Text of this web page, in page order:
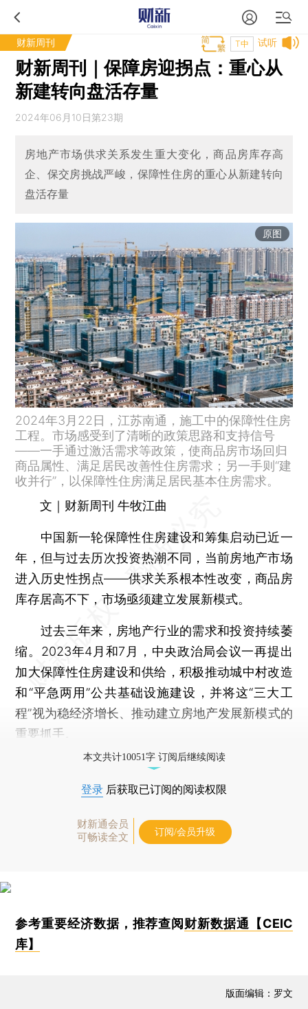
财新周刊 试听
T中
财新周刊｜保障房迎拐点：重心从
新建转向盘活存量
2024年06月10日第23期
房地产市场供求关系发生重大变化，商品房库存高
企、保交房挑战严峻，保障性住房的重心从新建转向
盘活存量
原图
2024年3月22日，江苏南通，施工中的保障性住房
工程。市场感受到了清晰的政策思路和支持信号
——一手通过激活需求等政策，使商品房市场回归
商品属性、满足居民改善性住房需求；另一手则“建
收并行”，以保障性住房满足居民基本住房需求。
文｜财新周刊 牛牧江曲
中国新一轮保障性住房建设和筹集启动已近一
年，但与过去历次投资热潮不同，当前房地产市场
进入历史性拐点——供求关系根本性改变，商品房
库存居高不下，市场亟须建立发展新模式。
过去三年来，房地产行业的需求和投资持续萎
缩。2023年4月和7月，中央政治局会议一再提出
加大保障性住房建设和供给，积极推动城中村改造
和“平急两用”公共基础设施建设，并将这“三大工
程”视为稳经济增长、推动建立房地产发展新模式的
重要抓手。
本文共计10051字 订阅后继续阅读
登录 后获取已订阅的阅读权限
财新通会员
可畅读全文
订阅/会员升级
参考重要经济数据，推荐查阅财新数据通【CEIC
库】
版面编辑：罗文